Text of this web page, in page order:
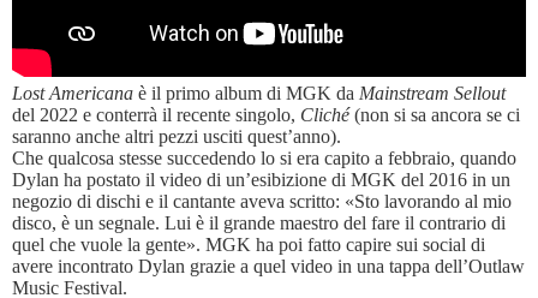
Lost Americana è il primo album di MGK da Mainstream Sellout
del 2022 e conterrà il recente singolo, Cliché(non si sa ancora se ci
saranno anche altri pezzi usciti quest’anno).
Che qualcosa stesse succedendo lo si era capito a febbraio, quando
Dylan ha postato il video di un’esibizione di MGK del 2016 in un
negozio di dischi e il cantante aveva scritto: «Sto lavorando al mio
disco, è un segnale. Lui è il grande maestro del fare il contrario di
quel che vuole la gente». MGK ha poi fatto capire sui social di
avere incontrato Dylan grazie a quel video in una tappa dell’Outlaw
Music Festival.